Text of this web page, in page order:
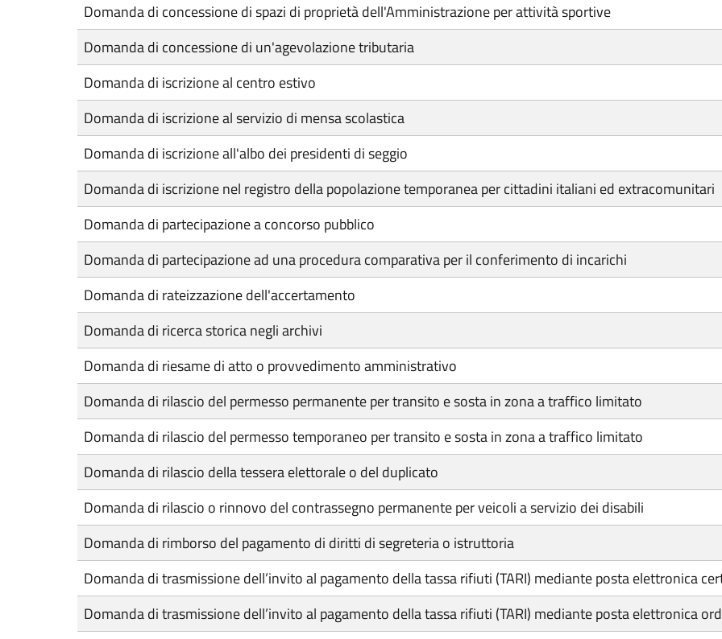
Domanda di concessione di spazi di proprietà dell'Amministrazione per attività sportive
Domanda di concessione di un'agevolazione tributaria
Domanda di iscrizione al centro estivo
Domanda di iscrizione al servizio di mensa scolastica
Domanda di iscrizione all'albo dei presidenti di seggio
Domanda di iscrizione nel registro della popolazione temporanea per cittadini italiani ed extracomunitari
Domanda di partecipazione a concorso pubblico
Domanda di partecipazione ad una procedura comparativa per il conferimento di incarichi
Domanda di rateizzazione dell'accertamento
Domanda di ricerca storica negli archivi
Domanda di riesame di atto o provvedimento amministrativo
Domanda di rilascio del permesso permanente per transito e sosta in zona a traffico limitato
Domanda di rilascio del permesso temporaneo per transito e sosta in zona a traffico limitato
Domanda di rilascio della tessera elettorale o del duplicato
Domanda di rilascio o rinnovo del contrassegno permanente per veicoli a servizio dei disabili
Domanda di rimborso del pagamento di diritti di segreteria o istruttoria
Domanda di trasmissione dell’invito al pagamento della tassa rifiuti (TARI) mediante posta elettronica
Domanda di trasmissione dell’invito al pagamento della tassa rifiuti (TARI) mediante posta elettronica